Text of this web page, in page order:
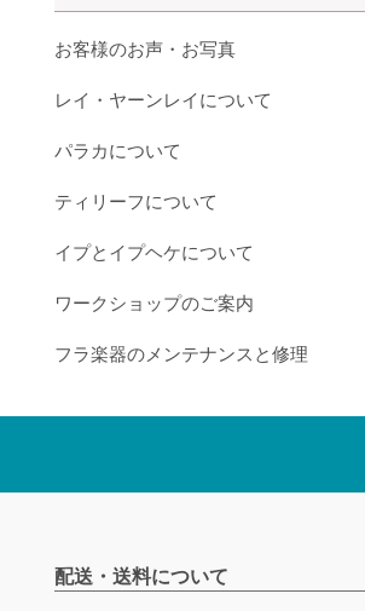
お客様のお声・お写真
レイ・ヤーンレイについて
パラカについて
ティリーフについて
イプとイプヘケについて
ワークショップのご案内
フラ楽器のメンテナンスと修理
配送・送料について